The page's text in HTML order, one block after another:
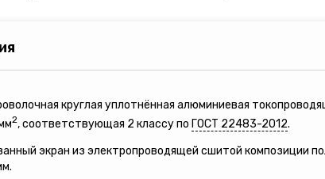
круглая уплотнённая алюминиевая
2, соответствующая 2 классу по ГОСТ 22483-2012.
экран из электропроводящей сшитой композиции